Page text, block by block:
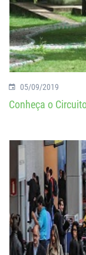
05/09/2019
Conheça o